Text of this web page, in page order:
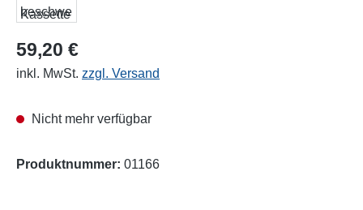
59,20 €
inkl. MwSt. zzgl. Versand
Nicht mehr verfügbar
Produktnummer: 01166